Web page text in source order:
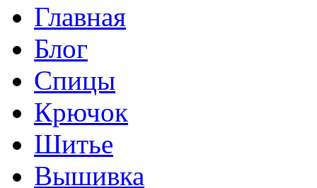
Главная
Блог
Спицы
Крючок
Шитье
Вышивка